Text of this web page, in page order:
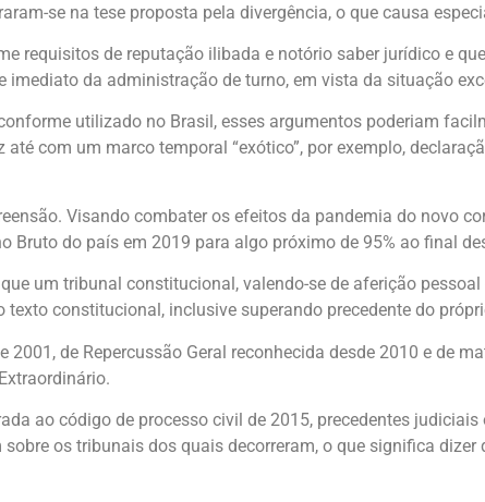
se na tese proposta pela divergência, o que causa
requisitos de reputação ilibada e notório saber jurídico e
da administração de turno, em vista da situação
utilizado no Brasil, esses argumentos poderiam
com um marco temporal “exótico”, por exemplo,
Visando combater os efeitos da pandemia do novo
Bruto do país em 2019 para algo próximo de 95% ao final
um tribunal constitucional, valendo-se de aferição
constitucional, inclusive superando precedente do
de Repercussão Geral reconhecida desde 2010 e de
ao código de processo civil de 2015, precedentes
os tribunais dos quais decorreram, o que significa dizer